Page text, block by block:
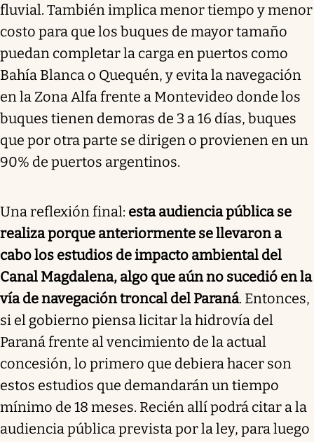
fluvial. También implica menor tiempo y menor
costo para que los buques de mayor tamaño
puedan completar la carga en puertos como
Bahía Blanca o Quequén, y evita la navegación
en la Zona Alfa frente a Montevideo donde los
buques tienen demoras de 3 a 16 días, buques
que por otra parte se dirigen o provienen en un
90% de puertos argentinos.
Una reflexión final: esta audiencia pública se
realiza porque anteriormente se llevaron a
cabo los estudios de impacto ambiental del
Canal Magdalena, algo que aún no sucedió en la
vía de navegación troncal del Paraná. Entonces,
si el gobierno piensa licitar la hidrovía del
Paraná frente al vencimiento de la actual
concesión, lo primero que debiera hacer son
estos estudios que demandarán un tiempo
mínimo de 18 meses. Recién allí podrá citar a la
audiencia pública prevista por la ley, para luego